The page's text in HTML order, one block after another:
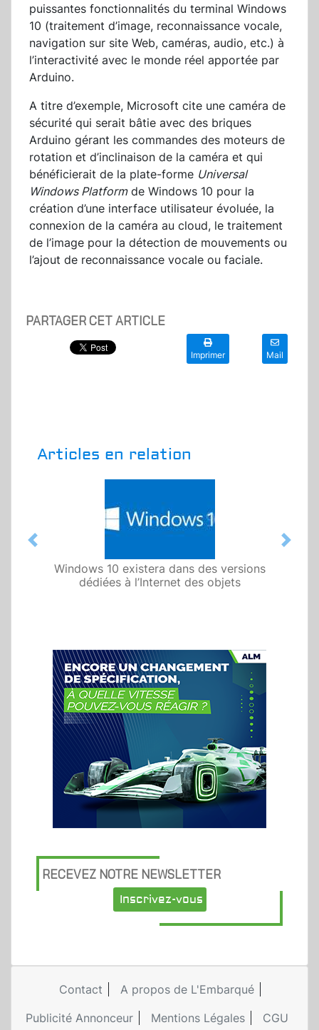
puissantes fonctionnalités du terminal Windows
10 (traitement d’image, reconnaissance vocale,
navigation sur site Web, caméras, audio, etc.) à
l’interactivité avec le monde réel apportée par
Arduino.
A titre d’exemple, Microsoft cite une caméra de
sécurité qui serait bâtie avec des briques
Arduino gérant les commandes des moteurs de
rotation et d’inclinaison de la caméra et qui
bénéficierait de la plate-forme Universal
Windows Platformde Windows 10 pour la
création d’une interface utilisateur évoluée, la
connexion de la caméra au cloud, le traitement
de l’image pour la détection de mouvements ou
l’ajout de reconnaissance vocale ou faciale.
PARTAGER CET ARTICLE
Imprimer Mail
Articles en relation
Windows 10 existera dans des versions
dédiées à l’Internet des objets
Previous Next
RECEVEZ NOTRE NEWSLETTER
Inscrivez-vous
Contact
A propos de L'Embarqué
Publicité Annonceur
Mentions Légales CGU